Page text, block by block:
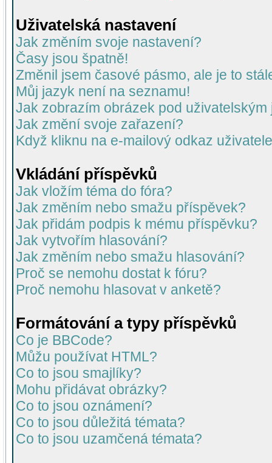
Uživatelská nastavení
Jak změním svoje nastavení?
Časy jsou špatně!
Změnil jsem časové pásmo, ale je to
Můj jazyk není na seznamu!
Jak zobrazím obrázek pod uživatelským
Jak změní svoje zařazení?
Když kliknu na e-mailový odkaz
Vkládání příspěvků
Jak vložím téma do fóra?
Jak změním nebo smažu příspěvek?
Jak přidám podpis k mému příspěvku?
Jak vytvořím hlasování?
Jak změním nebo smažu hlasování?
Proč se nemohu dostat k fóru?
Proč nemohu hlasovat v anketě?
Formátování a typy příspěvků
Co je BBCode?
Můžu používat HTML?
Co to jsou smajlíky?
Mohu přidávat obrázky?
Co to jsou oznámení?
Co to jsou důležitá témata?
Co to jsou uzamčená témata?